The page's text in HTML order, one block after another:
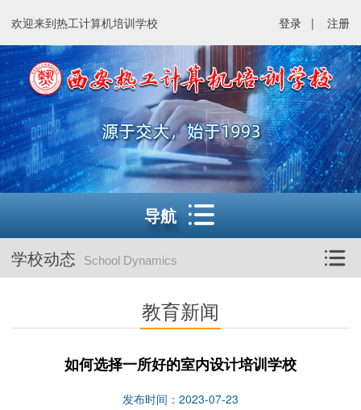
欢迎来到热工计算机培训学校 登录 | 注册
导航
学校动态 School Dynamics
教育新闻
如何选择一所好的室内设计培训学校
发布时间：2023-07-23